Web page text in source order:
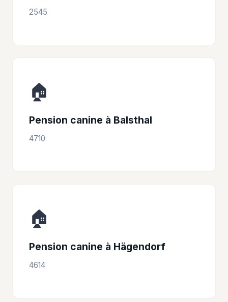
2545
🏠
Pension canine à Balsthal
4710
🏠
Pension canine à Hägendorf
4614